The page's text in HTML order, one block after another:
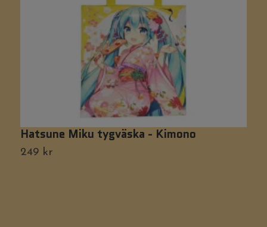
Hatsune Miku tygväska - Kimono
249 kr